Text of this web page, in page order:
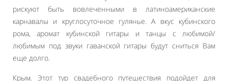
рискуют быть вовлеченными в латиноамериканские
карнавалы и круглосуточное гулянье. А вкус кубинского
рома, аромат кубинской гитары и танцы с любимой/
любимым под звуки гаванской гитары будут сниться Вам
еще долго.
Крым. Этот тур свадебного путешествия подойдет для